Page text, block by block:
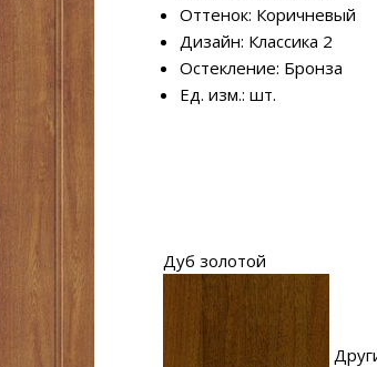
Оттенок: Коричневый
Дизайн: Классика 2
Остекление: Бронза
Ед. изм.: шт.
Дуб золотой